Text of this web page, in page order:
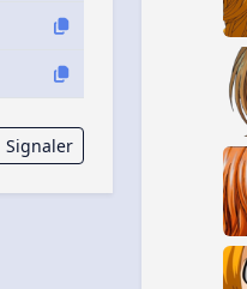
Signaler